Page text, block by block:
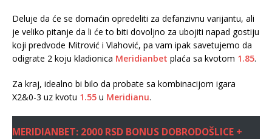
Deluje da će se domaćin opredeliti za defanzivnu varijantu, ali
je veliko pitanje da li će to biti dovoljno za ubojiti napad gostiju
koji predvode Mitrović i Vlahović, pa vam ipak savetujemo da
odigrate 2 koju kladionica Meridianbet plaća sa kvotom 1.85.
Za kraj, idealno bi bilo da probate sa kombinacijom igara
X2&0-3 uz kvotu 1.55 u Meridianu.
MERIDIANBET: 2000 RSD BONUS DOBRODOŠLICE +